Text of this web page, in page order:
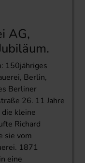
AG,
150jähriges
Berlin,
Berliner
26. 11 Jahre
kleine
Richard
sie vom
1871
eine